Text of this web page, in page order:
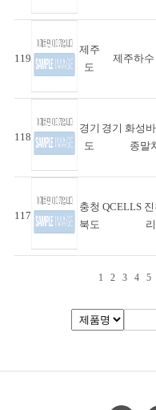
119
제주
도
제주하
118
경기
도
경기 화성
종말
117
충청
북도
QCELLS
1 2 3 4 5